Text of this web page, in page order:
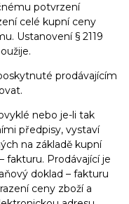
potvrzení
celé kupní ceny
Ustanovení § 2119
prodávajícím
nebo je-li tak
předpisy, vystaví
na základě kupní
fakturu. Prodávající je
doklad – fakturu
ceny zboží a